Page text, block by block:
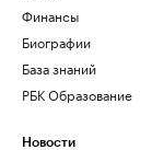
Финансы
Биографии
База знаний
РБК Образование
Новости